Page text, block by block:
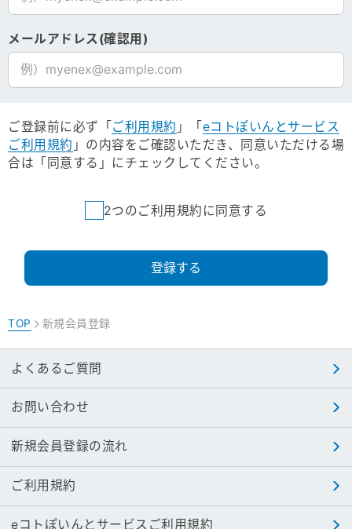
メールアドレス(確認用)
ご登録前に必ず「 ご利用規約 」「 eコトぽいんとサービス
ご利用規約 」の内容をご確認いただき、
同意いただける場
合は「同意する」にチェックしてください。
2つのご利用規約に同意する
登録する
TOP > 新規会員登録
よくあるご質問
お問い合わせ
新規会員登録の流れ
ご利用規約
eコトぽいんとサービスご利用規約